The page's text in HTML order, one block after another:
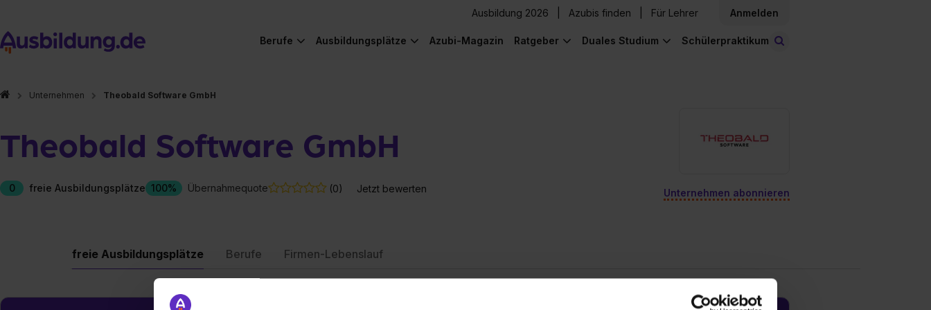
Ausbildung 2026 Azubis finden Für Lehrer Anmelden
Berufe Ausbildungsplätze Azubi-Magazin Ratgeber Duales Studium Schülerpraktikum
Unternehmen Theobald Software GmbH
Theobald Software GmbH
0 freie Ausbildungsplätze 100% Übernahmequote (0) Jetzt bewerten Unternehmen abonnieren
freie Ausbildungsplätze Berufe Firmen-Lebenslauf